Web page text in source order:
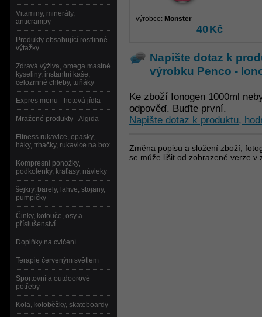
výrobce: Monster
40Kč
Napište dotaz k
výrobku Penco -
Ke zboží Ionogen 1000ml
odpověď. Buďte první.
Napište dotaz k produktu,
Změna popisu a složení zboží,
se může lišit od zobrazené verze
Vitaminy, minerály,
anticrampy
Produkty obsahující rostlinné
výtažky
Zdravá výživa, omega mastné
kyseliny, instantní kaše,
celozrnné chleby, tuňáky
Expres menu - hotová jídla
Mražené produkty - Algida
Fitness rukavice, opasky,
háky, trhačky, rukavice na box
Kompresní ponožky,
podkolenky, kraťasy, návleky
šejkry, barely, lahve, stojany,
pumpičky
Činky, kotouče, osy a
příslušenství
Doplňky na cvičení
Terapie červeným světlem
Sportovní a outdoorové
potřeby
Kola, koloběžky, skateboardy